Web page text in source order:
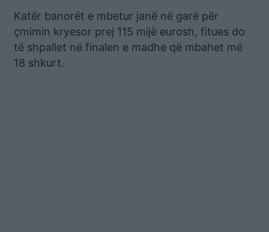
Katër banorët e mbetur janë në garë për
çmimin kryesor prej 115 mijë eurosh, fitues do
të shpallet në finalen e madhe që mbahet më
18 shkurt.